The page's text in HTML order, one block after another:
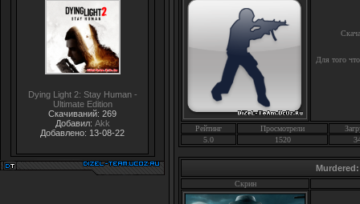
Dying Light 2: Stay Human -
Ultimate Edition
Скачиваний: 269
Добавил: Akk
Добавлено: 13-08-22
Для того
Рейтинг Просмотрели
5.0
1520
Скрин